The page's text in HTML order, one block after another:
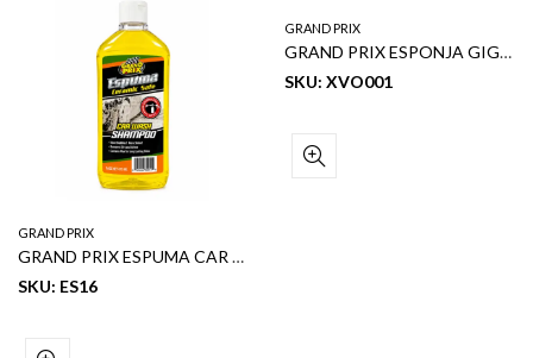
GRAND PRIX
GRAND PRIX ESPUMA CAR WASH SHAMPOO 08 OZ 12/1
SKU: ES16
GRAND PRIX
GRAND PRIX ESPONJA GIGANTE
SKU: XVO001